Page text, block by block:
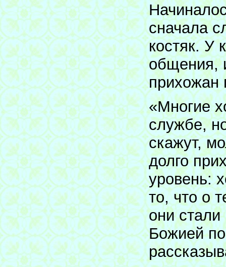
сначала
костяк. У
общения,
прихожан
«Многие
службе,
скажут,
долго
уровень:
то, что о
они
Божией